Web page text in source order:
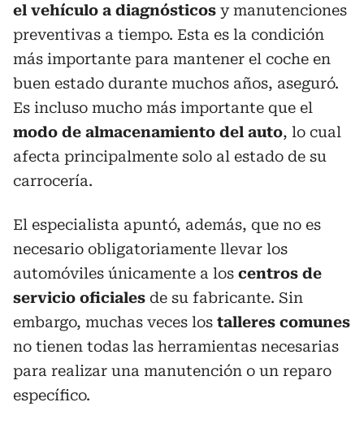
el vehículo a diagnósticos y manutenciones
preventivas a tiempo. Esta es la condición
más importante para mantener el coche en
buen estado durante muchos años, aseguró.
Es incluso mucho más importante que el
modo de almacenamiento del auto, lo cual
afecta principalmente solo al estado de su
carrocería.
El especialista apuntó, además, que no es
necesario obligatoriamente llevar los
automóviles únicamente a los centros de
servicio oficiales de su fabricante. Sin
embargo, muchas veces los talleres comunes
no tienen todas las herramientas necesarias
para realizar una manutención o un reparo
específico.